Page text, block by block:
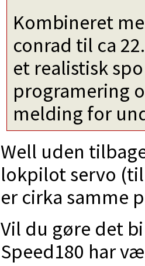
Kombineret
conrad til ca
et realistisk
programering
melding for
Well uden
lokpilot servo
er cirka samme
Vil du gøre det
Speed180 har